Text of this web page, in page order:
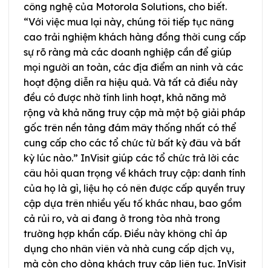
công nghệ của Motorola Solutions, cho biết.
“Với việc mua lại này, chúng tôi tiếp tục nâng
cao trải nghiệm khách hàng đồng thời cung cấp
sự rõ ràng mà các doanh nghiệp cần để giúp
mọi người an toàn, các địa điểm an ninh và các
hoạt động diễn ra hiệu quả. Và tất cả điều này
đều có được nhờ tính linh hoạt, khả năng mở
rộng và khả năng truy cập mà một bộ giải pháp
gốc trên nền tảng đám mây thống nhất có thể
cung cấp cho các tổ chức từ bất kỳ đâu và bất
kỳ lúc nào.” InVisit giúp các tổ chức trả lời các
câu hỏi quan trọng về khách truy cập: danh tính
của họ là gì, liệu họ có nên được cấp quyền truy
cập dựa trên nhiều yếu tố khác nhau, bao gồm
cả rủi ro, và ai đang ở trong tòa nhà trong
trường hợp khẩn cấp. Điều này không chỉ áp
dụng cho nhân viên và nhà cung cấp dịch vụ,
mà còn cho dòng khách truy cập liên tục. InVisit